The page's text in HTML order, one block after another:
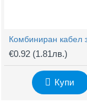
€0.92 (1.81лв.)
Купи